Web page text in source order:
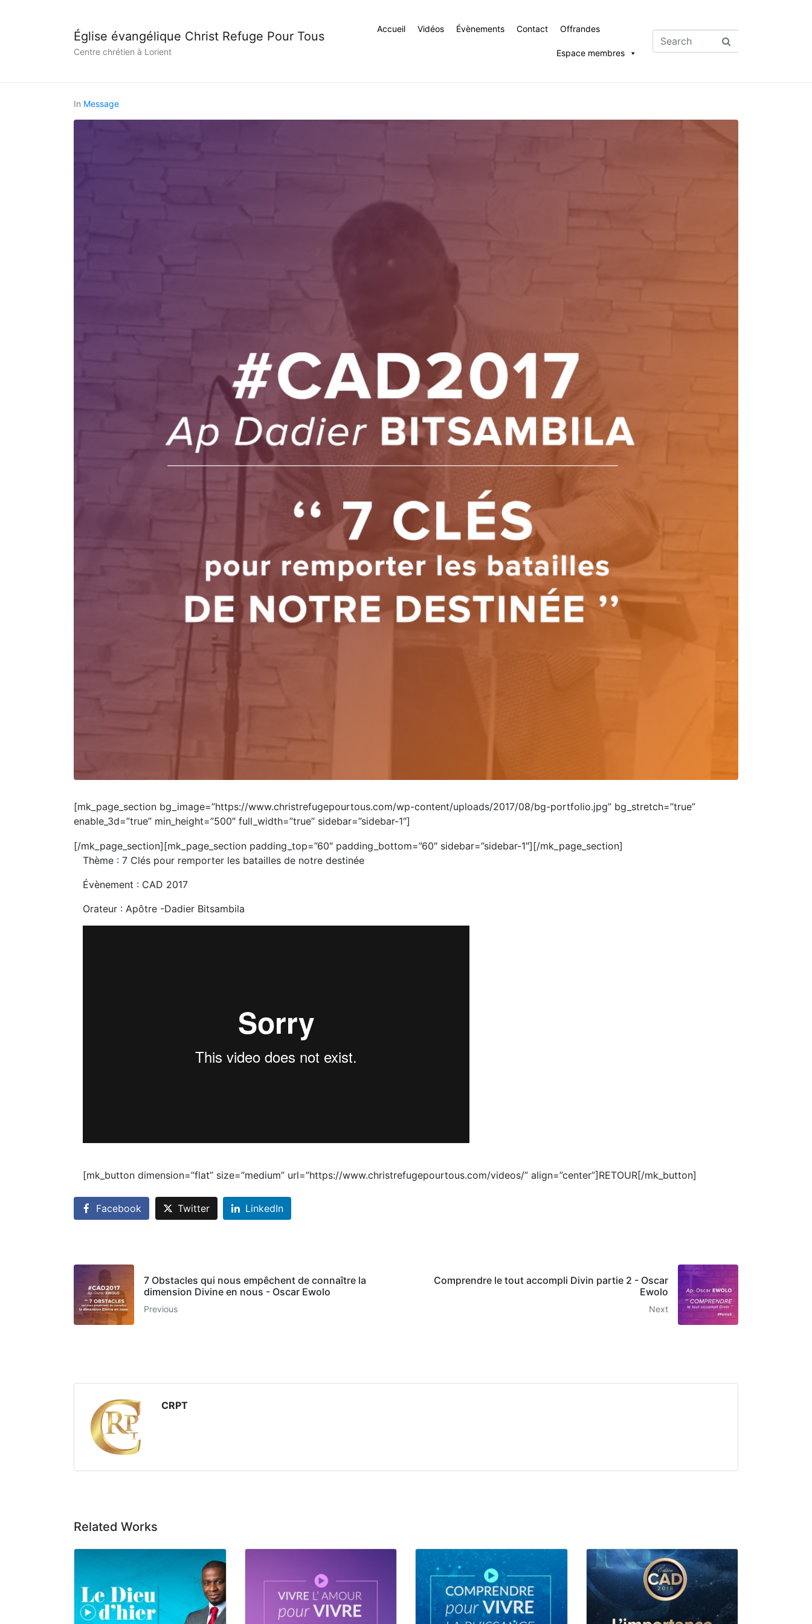
Église évangélique Christ Refuge Pour Tous
Centre chrétien à Lorient
Accueil Vidéos Évènements Contact Offrandes
Espace membres
In Message
[mk_page_section bg_image=”https://www.christrefugepourtous.com/wp-content/uploads/2017/08/bg-portfolio.jpg” bg_stretch=”true”
enable_3d=”true” min_height=”500″ full_width=”true” sidebar=”sidebar-1″]
[/mk_page_section][mk_page_section padding_top=”60″ padding_bottom=”60″ sidebar=”sidebar-1″]
Thème : 7 Clés pour remporter les batailles de notre destinée
Évènement : CAD 2017
Orateur : Apôtre -Dadier Bitsambila
[mk_button dimension=”flat” size=”medium” url=”https://www.christrefugepourtous.com/videos/” align=”center”]RETOUR[/mk_button]
[/mk_page_section]
Facebook Twitter LinkedIn
7 Obstacles qui nous empêchent de connaître la
dimension Divine en nous - Oscar Ewolo
Previous
Comprendre le tout accompli Divin partie 2 - Oscar
Ewolo
Next
CRPT
Related Works